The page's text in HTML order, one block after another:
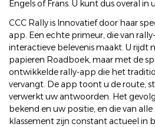
Engels of Frans. U kunt dus overal in
CCC Rally is Innovatief door haar
app. Een echte primeur, die van
interactieve belevenis maakt. U rijdt
papieren Roadboek, maar met de
ontwikkelde rally-app die het
vervangt. De app toont u de route,
verwerkt uw antwoorden. Het
bekend en uw positie, en die van
klassement zijn constant actueel in